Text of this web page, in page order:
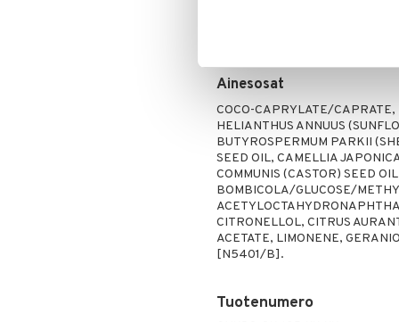
Intensiivisen korjauksen
Ainesosat
COCO-CAPRYLATE/CAPRATE,
HELIANTHUS ANNUUS
BUTYROSPERMUM PARKII
SEED OIL, CAMELLIA
COMMUNIS (CASTOR) SEED
BOMBICOLA/GLUCOSE/
CITRONELLOL, CITRUS
ACETATE, LIMONENE,
[N5401/B].
Tuotenumero